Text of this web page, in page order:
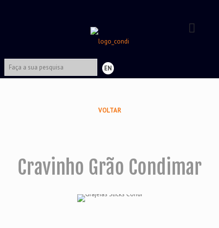
EN
VOLTAR
Cravinho Grão Condimar